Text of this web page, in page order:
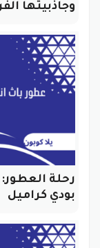
وجاذبيتها
رحلة
بودي كراميل